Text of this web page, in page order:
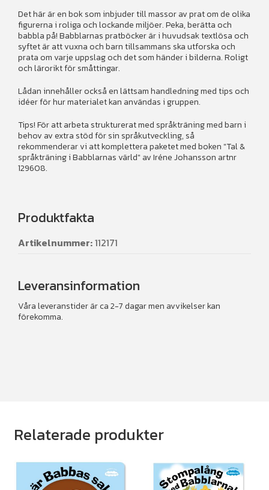
Det här är en bok som inbjuder till massor av prat om de olika
figurerna i roliga och lockande miljöer. Peka, berätta och
babbla på! Babblarnas pratböcker är i huvudsak textlösa och
syftet är att vuxna och barn tillsammans ska utforska och
prata om varje uppslag och det som händer i bilderna. Roligt
och lärorikt för småttingar.
Lådan innehåller också en lättsam handledning med tips och
idéer för hur materialet kan användas i gruppen.
Tips! För att arbeta strukturerat med språkträning med barn i
behov av extra stöd för sin språkutveckling, så
rekommenderar vi att komplettera paketet med boken "Tal &
språkträning i Babblarnas värld" av Iréne Johansson artnr
129608.
Produktfakta
Artikelnummer:112171
Leveransinformation
Våra leveranstider är ca 2-7 dagar men avvikelser kan
förekomma.
Relaterade produkter